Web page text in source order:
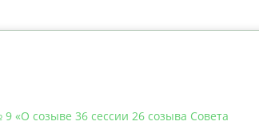
«О созыве 36 сессии 26 созыва Совета